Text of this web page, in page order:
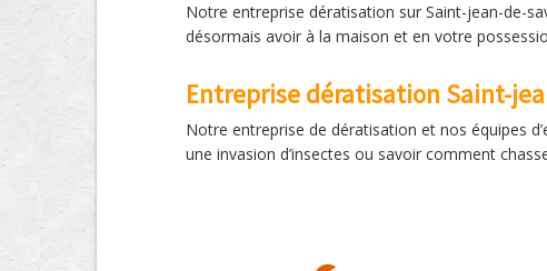
Notre entreprise dératisation sur Saint-jean-de-
désormais avoir à la maison et en votre
Entreprise dératisation Saint-
Notre entreprise de dératisation et nos équipes
une invasion d’insectes ou savoir comment